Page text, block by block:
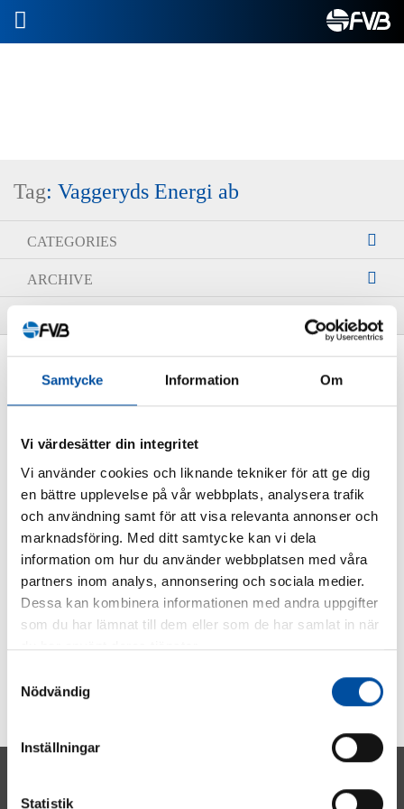
Samtycke Information Om
Vi värdesätter din integritet
Vi använder cookies och liknande tekniker för att ge dig
en bättre upplevelse på vår webbplats, analysera trafik
och användning samt för att visa relevanta annonser och
marknadsföring. Med ditt samtycke kan vi dela
information om hur du använder webbplatsen med våra
partners inom analys, annonsering och sociala medier.
Dessa kan kombinera informationen med andra uppgifter
som du har lämnat till dem eller som de har samlat in när
du har använt deras tjänster.
Nödvändig
Inställningar
Statistik
Tag: Vaggeryds Energi ab
CATEGORIES
ARCHIVE
FVB-NEWS 48
E-commerce grows district
2021-05-10